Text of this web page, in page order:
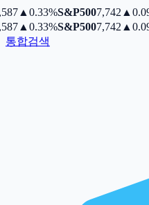
▲0.33%S&P5007,742▲
▲0.33%S&P5007,742▲
통합검색